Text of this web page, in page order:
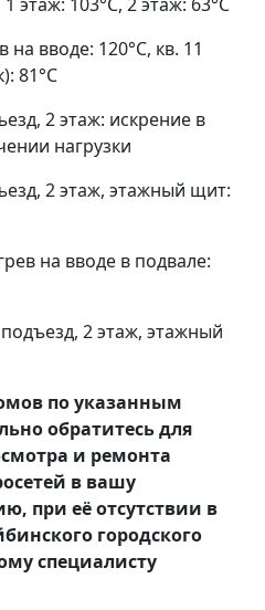
на вводе: 120°С, кв. 11
81°С
2 этаж: искрение в
нагрузки
2 этаж, этажный щит:
на вводе в подвале:
2 этаж, этажный
по указанным
обратитесь для
и ремонта
в вашу
при её отсутствии в
городского
специалисту